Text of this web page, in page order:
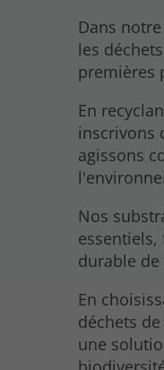
Dans
les
premières
En
inscrivons
agissons
Nos
durable de
En
déchets
une